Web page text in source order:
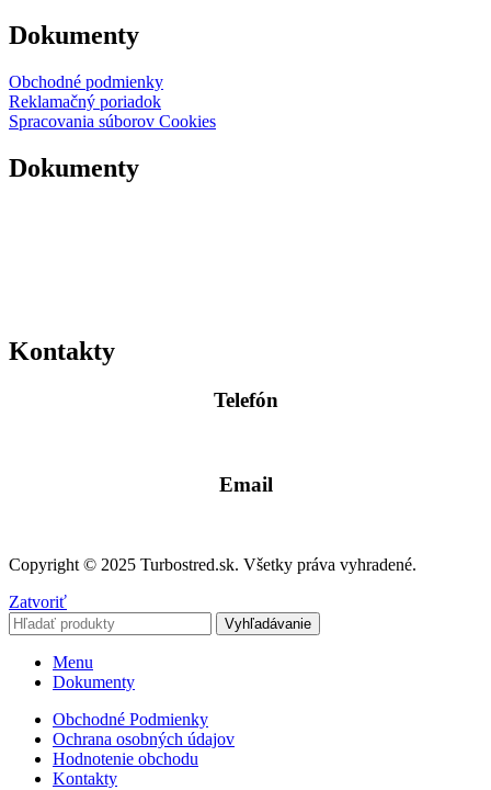
Dokumenty
Obchodné podmienky
Reklamačný poriadok
Spracovania súborov Cookies
Dokumenty
Kontakty
Telefón
Email
Copyright © 2025 Turbostred.sk. Všetky práva vyhradené.
Zatvoriť
Vyhľadávanie
Menu
Dokumenty
Obchodné Podmienky
Ochrana osobných údajov
Hodnotenie obchodu
Kontakty